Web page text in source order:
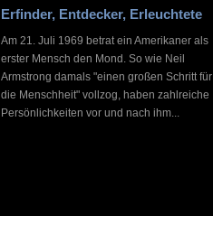
Erfinder, Entdecker, Erleuchtete
Am 21. Juli 1969 betrat ein Amerikaner als
erster Mensch den Mond. So wie Neil
Armstrong damals "einen großen Schritt für
die Menschheit" vollzog, haben zahlreiche
Persönlichkeiten vor und nach ihm...